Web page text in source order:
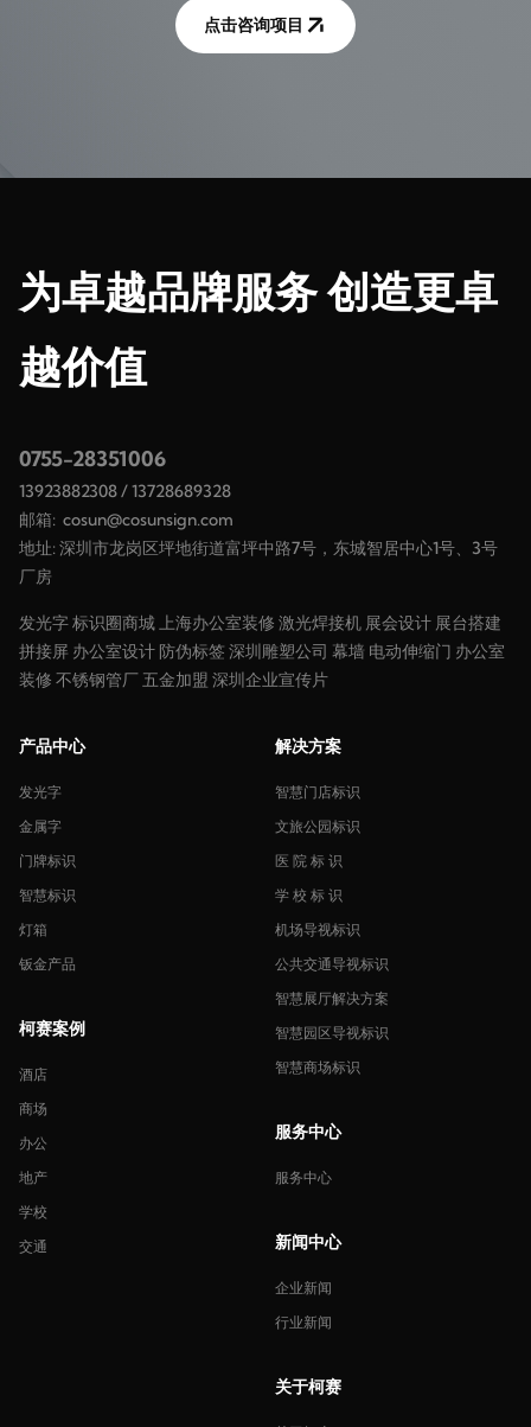
点击咨询项目
为卓越品牌服务 创造更卓
越价值
0755-28351006
13923882308/13728689328
邮箱: cosun@cosunsign.com
地址: 深圳市龙岗区坪地街道富坪中路7号，东城智居中心1号、3号
厂房
发光字标识圈商城上海办公室装修 激光焊接机 展会设计 展台搭建
拼接屏 办公室设计 防伪标签 深圳雕塑公司 幕墙 电动伸缩门 办公室
装修 不锈钢管厂 五金加盟 深圳企业宣传片
产品中心
发光字
金属字
门牌标识
智慧标识
灯箱
钣金产品
柯赛案例
酒店
商场
办公
地产
学校
交通
解决方案
智慧门店标识
文旅公园标识
医 院 标 识
学 校 标 识
机场导视标识
公共交通导视标识
智慧展厅解决方案
智慧园区导视标识
智慧商场标识
服务中心
服务中心
新闻中心
企业新闻
行业新闻
关于柯赛